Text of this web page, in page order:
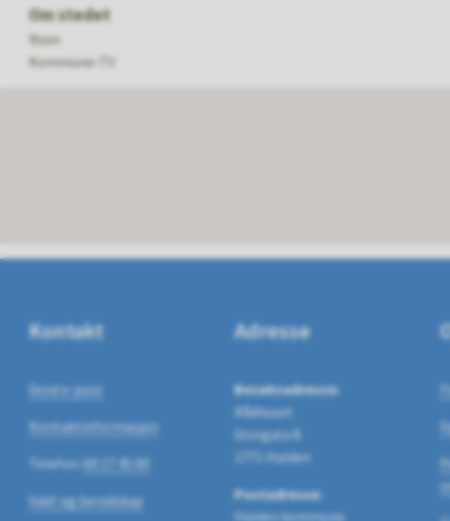
Om stedet
Navn
Kommune-TV
Kontakt
Send e-post
Kontaktinformasjon
Telefon: 69 17 45 00
Vakt og beredskap
Adresse
Besøksadresse:
Rådhuset
Storgata 8
1771 Halden
Postadresse:
Halden kommune